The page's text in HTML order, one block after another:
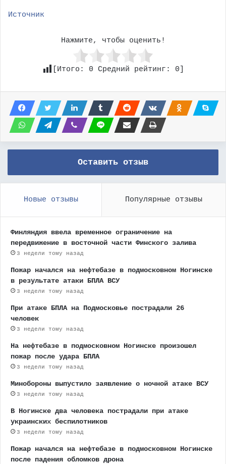
Источник
Нажмите, чтобы оценить!
[Итого: 0 Средний рейтинг: 0
Оставить отзыв
Новые отзывы Популярные отзывы
Финляндия ввела временное ограничение на
передвижение в восточной части Финского залива
3 недели тому назад
Пожар начался на нефтебазе в подмосковном Ногинске
в результате атаки БПЛА ВСУ
3 недели тому назад
При атаке БПЛА на Подмосковье пострадали 26
человек
3 недели тому назад
На нефтебазе в подмосковном Ногинске произошел
пожар после удара БПЛА
3 недели тому назад
Минобороны выпустило заявление о ночной атаке ВСУ
3 недели тому назад
В Ногинске два человека пострадали при атаке
украинских беспилотников
3 недели тому назад
Пожар начался на нефтебазе в подмосковном Ногинске
после падения обломков дрона